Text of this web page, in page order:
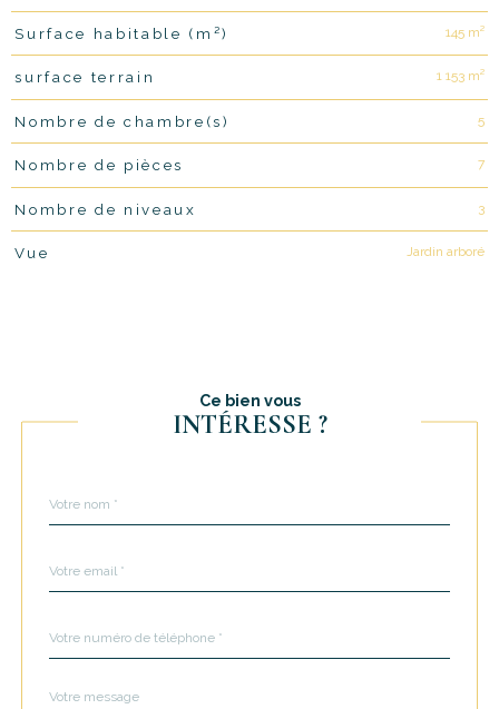
Surface habitable (m²) 145 m²
surface terrain 1 153 m²
Nombre de chambre(s) 5
Nombre de pièces 7
Nombre de niveaux 3
Vue Jardin arboré
Ce bien vous
INTÉRESSE ?
par
*
*
*
Fieldset
Message